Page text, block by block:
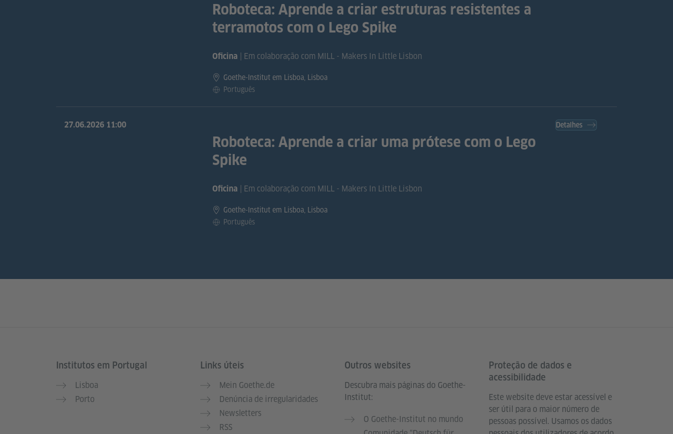
Roboteca: Aprende a criar estruturas resistentes a
terramotos com o Lego Spike
Oficina | Em colaboração com MILL - Makers In Little Lisbon
Goethe-Institut em Lisboa, Lisboa
Português
27.06.2026 11:00
Roboteca: Aprende a criar uma prótese com o Lego
Spike
Oficina | Em colaboração com MILL - Makers In Little Lisbon
Goethe-Institut em Lisboa, Lisboa
Português
Detalhes
Service- und Informationsbereich
Institutos em Portugal
Lisboa
Porto
Links úteis
Mein Goethe.de
Denúncia de irregularidades
Newsletters
RSS
Outros websites
Descubra mais páginas do Goethe-
Institut:
O Goethe-Institut no mundo
Proteção de dados e
acessibilidade
Este website deve estar acessível e
ser útil para o maior número de
pessoas possível. Usamos os dados